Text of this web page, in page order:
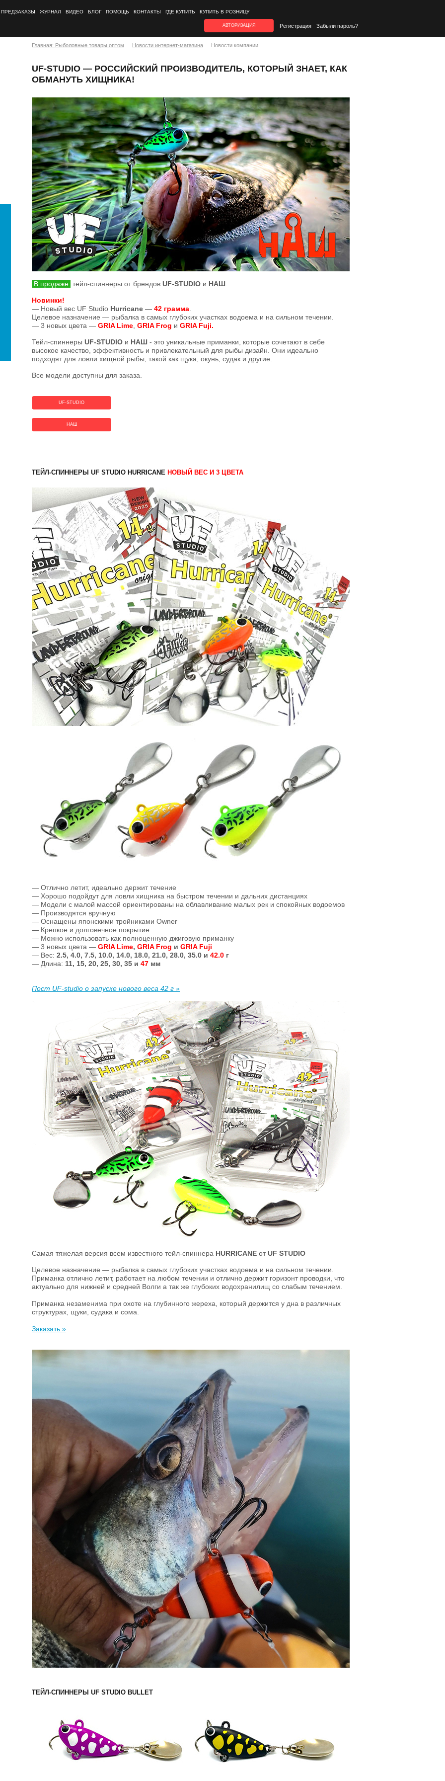
ПРЕДЗАКАЗЫ ЖУРНАЛ ВИДЕО БЛОГ ПОМОЩЬ КОНТАКТЫ ГДЕ КУПИТЬ КУПИТЬ В РОЗНИЦУ
АВТОРИЗАЦИЯ Регистрация Забыли пароль?
Главная: Рыболовные товары оптом Новости интернет-магазина Новости компании
UF-STUDIO — РОССИЙСКИЙ ПРОИЗВОДИТЕЛЬ, КОТОРЫЙ ЗНАЕТ, КАК
ОБМАНУТЬ ХИЩНИКА!
В продаже тейл-спиннеры от брендов UF-STUDIO и НАШ
Новинки!
— Новый вес UF Studio Hurricane — 42 грамма
Целевое назначение — рыбалка в самых глубоких участках водоема и на сильном течении.
— 3 новых цвета — GRIA Lime GRIA Frog и GRIA Fuji.
Тейл-спиннеры UF-STUDIO и НАШ - это уникальные приманки, которые сочетают в себе
высокое качество, эффективность и привлекательный для рыбы дизайн. Они идеально
подходят для ловли хищной рыбы, такой как щука, окунь, судак и другие.
Все модели доступны для заказа.
UF-STUDIO
НАШ
ТЕЙЛ-СПИННЕРЫ UF STUDIO HURRICANE НОВЫЙ ВЕС И 3 ЦВЕТА
— Отлично летит, идеально держит течение
— Хорошо подойдут для ловли хищника на быстром течении и дальних дистанциях
— Модели с малой массой ориентированы на облавливание малых рек и спокойных водоемов
— Производятся вручную
— Оснащены японскими тройниками Owner
— Крепкое и долговечное покрытие
— Можно использовать как полноценную джиговую приманку
— 3 новых цвета — GRIA Lime, GRIA Frog и GRIA Fuji
— Вес: 2.5, 4.0, 7.5, 10.0, 14.0, 18.0, 21.0, 28.0, 35.0 и 42.0 г
— Длина: 11, 15, 20, 25, 30, 35 и 47 мм
Пост UF-studio о запуске нового веса 42 г »
Самая тяжелая версия всем известного тейл-спиннера HURRICANE отUF STUDIO
Целевое назначение — рыбалка в самых глубоких участках водоема и на сильном течении.
Приманка отлично летит, работает на любом течении и отлично держит горизонт проводки, что
актуально для нижней и средней Волги а так же глубоких водохранилищ со слабым течением.
Приманка незаменима при охоте на глубинного жереха, который держится у дна в различных
структурах, щуки, судака и сома.
Заказать »
ТЕЙЛ-СПИННЕРЫ UF STUDIO BULLET